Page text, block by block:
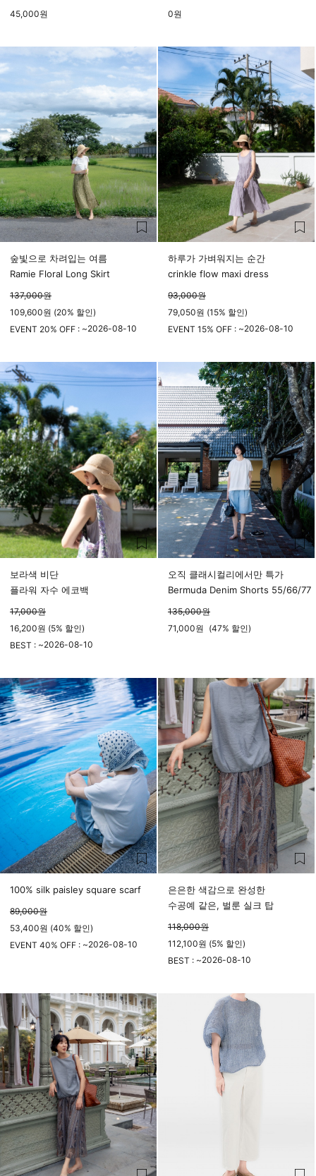
45,000원 0원
숲빛으로 차려입는 여름
Ramie Floral Long Skirt
137,000원
109,600원 (20% 할인)
EVENT 20% OFF : ~2026-08-10
하루가 가벼워지는 순간
crinkle flow maxi dress
93,000원
79,050원 (15% 할인)
EVENT 15% OFF : ~2026-08-10
보라색 비단
플라워 자수 에코백
17,000원
16,200원 (5% 할인)
BEST : ~2026-08-10
오직 클래시컬리에서만 특가
Bermuda Denim Shorts 55/66/77
135,000원
71,000원 (47% 할인)
100% silk paisley square scarf
89,000원
53,400원 (40% 할인)
EVENT 40% OFF : ~2026-08-10
은은한 색감으로 완성한
수공예 같은, 벌룬 실크 탑
118,000원
112,100원 (5% 할인)
BEST : ~2026-08-10